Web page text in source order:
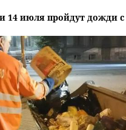
14 июля пройдут дожди